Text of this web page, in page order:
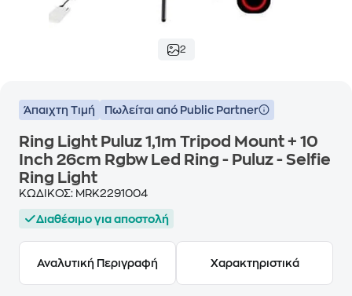
2
Άπαιχτη Τιμή Πωλείται από Public Partner
Ring Light Puluz 1,1m Tripod Mount + 10
Inch 26cm Rgbw Led Ring - Puluz - Selfie
Ring Light
ΚΩΔΙΚΟΣ: MRK2291004
Διαθέσιμο για αποστολή
Αναλυτική Περιγραφή Χαρακτηριστικά